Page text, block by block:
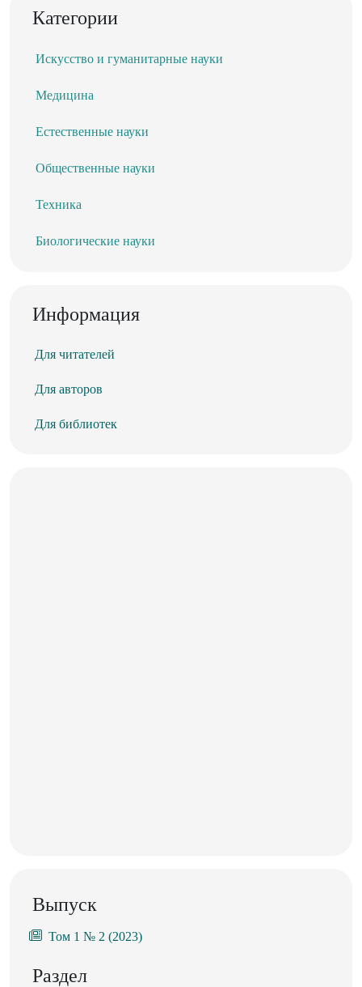
Категории
Искусство и гуманитарные науки
Медицина
Естественные науки
Общественные науки
Техника
Биологические науки
Информация
Для читателей
Для авторов
Для библиотек
Выпуск
Том 1 № 2 (2023)
Раздел